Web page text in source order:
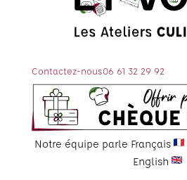
Contactez-nous06 61 32 29 92
Notre équipe parle Français
English